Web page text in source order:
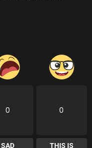
0
SAD
0
THIS IS